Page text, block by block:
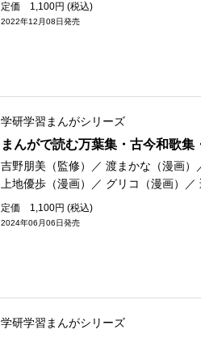
定価 1,100円 (税込)
2022年12月08日発売
学研学習まんがシリーズ
まんがで読む万葉集・古今和歌集
吉野朋美（監修） ／ 渡まかな（漫画）
上地優歩（漫画）
／ グリコ（漫画） ／
定価 1,100円 (税込)
2024年06月06日発売
学研学習まんがシリーズ